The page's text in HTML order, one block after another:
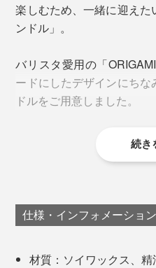
楽しむため、一緒に迎え
ンドル」。
バリスタ愛用の「
ードにしたデザインにち
ドルをご用意しました。
続き
仕様・インフォメーション
材質：ソイワックス、精